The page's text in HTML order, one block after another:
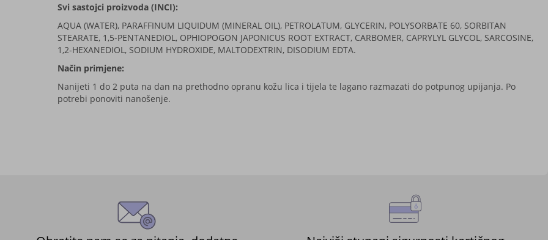
Svi sastojci proizvoda (INCI):
AQUA (WATER), PARAFFINUM LIQUIDUM (MINERAL OIL), PETROLATUM, GLYCERIN, POLYSORBATE 60, SORBITAN
STEARATE, 1,5-PENTANEDIOL, OPHIOPOGON JAPONICUS ROOT EXTRACT, CARBOMER, CAPRYLYL GLYCOL, SARCOSINE,
1,2-HEXANEDIOL, SODIUM HYDROXIDE, MALTODEXTRIN, DISODIUM EDTA.
Način primjene:
Nanijeti 1 do 2 puta na dan na prethodno opranu kožu lica i tijela te lagano razmazati do potpunog upijanja. Po
potrebi ponoviti nanošenje.